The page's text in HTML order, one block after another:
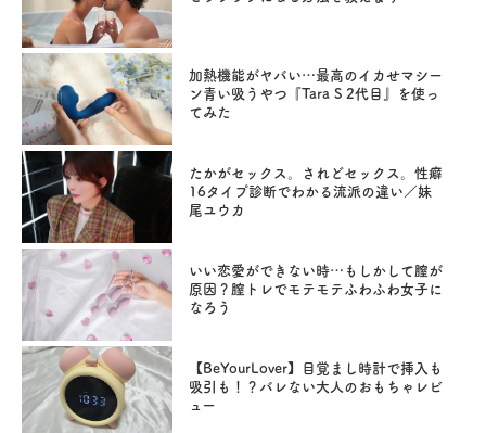
加熱機能がヤバい…最高のイカせマシー
ン青い吸うやつ『Tara S 2代目』を使っ
てみた
たかがセックス。されどセックス。性癖
16タイプ診断でわかる流派の違い／妹
尾ユウカ
いい恋愛ができない時…もしかして膣が
原因？膣トレでモテモテふわふわ女子に
なろう
【BeYourLover】目覚まし時計で挿入も
吸引も！？バレない大人のおもちゃレビ
ュー